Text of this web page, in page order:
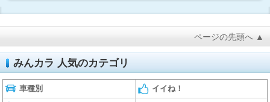
ページの先頭へ ▲
みんカラ 人気のカテゴリ
車種別 イイね！